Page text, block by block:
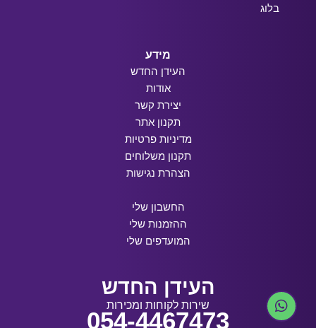
בלוג
מידע
העידן החדש
אודות
יצירת קשר
תקנון אתר
מדיניות פרטיות
תקנון משלוחים
הצהרת נגישות
החשבון שלי
ההזמנות שלי
המועדפים שלי
העידן החדש
שירות לקוחות ומכירות
054-4467473